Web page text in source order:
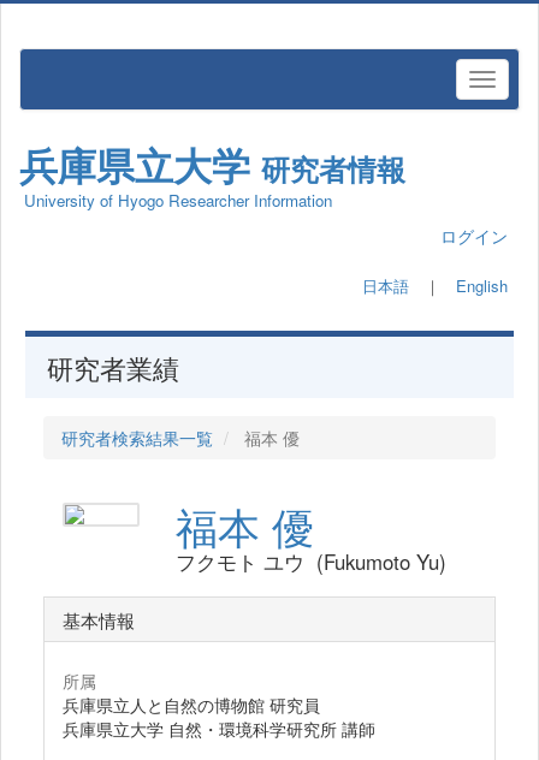
兵庫県立大学 研究者情報
University of Hyogo Researcher Information
ログイン
日本語 ｜ English
研究者業績
研究者検索結果一覧 福本 優
福本 優
フクモト ユウ (Fukumoto Yu)
基本情報
所属
兵庫県立人と自然の博物館 研究員
兵庫県立大学 自然・環境科学研究所 講師